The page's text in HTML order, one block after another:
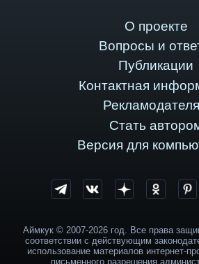
О проекте
Вопросы и
Публикации
Контактная
Стать
Версия для
Аймкук © 2007-2026 год. Все права
соответствии с действующим
использование материалов интернет-
письменного разрешения